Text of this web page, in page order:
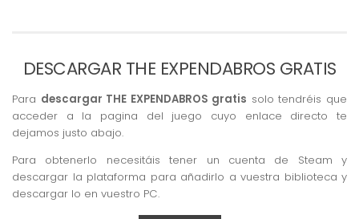
DESCARGAR THE EXPENDABROS GRATIS
Para descargar THE EXPENDABROS gratis solo tendréis que
acceder a la pagina del juego cuyo enlace directo te
dejamos justo abajo.
Para obtenerlo necesitáis tener un cuenta de Steam y
descargar la plataforma para añadirlo a vuestra biblioteca y
descargar lo en vuestro PC.